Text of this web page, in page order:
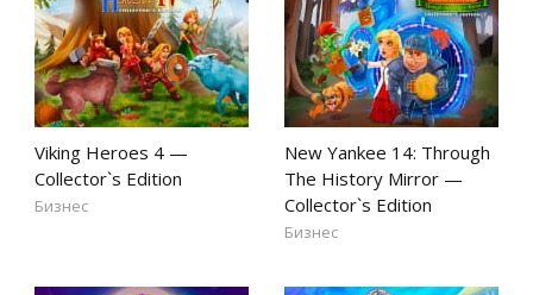
Viking Heroes 4 —
Collector`s Edition
Бизнес
New Yankee 14: Through
The History Mirror —
Collector`s Edition
Бизнес